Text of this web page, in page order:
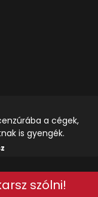
a cégek,
is gyengék.
szólni!